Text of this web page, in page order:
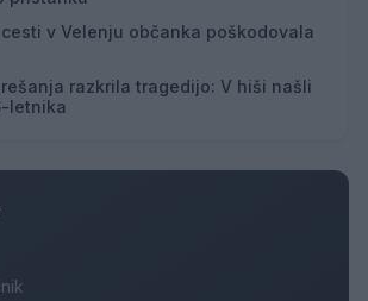
v Velenju občanka poškodovala
razkrila tragedijo: V hiši našli
letnika